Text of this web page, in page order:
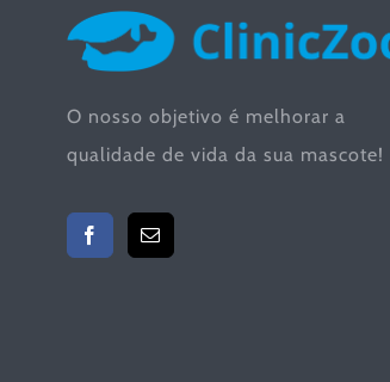
O nosso objetivo é melhorar a
qualidade de vida da sua mascote!